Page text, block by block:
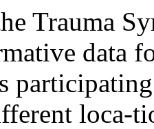
Trauma
data
loca-